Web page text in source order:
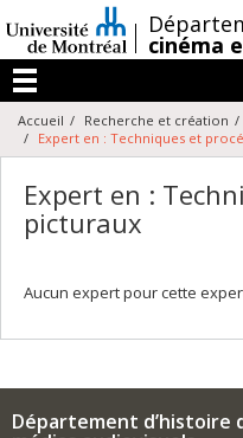
au
contenu
/
cinéma
Menu
Accueil Recherche et création
Expert en : Techniques et
Expert en :
picturaux
Aucun expert pour cette
Département d’histoire